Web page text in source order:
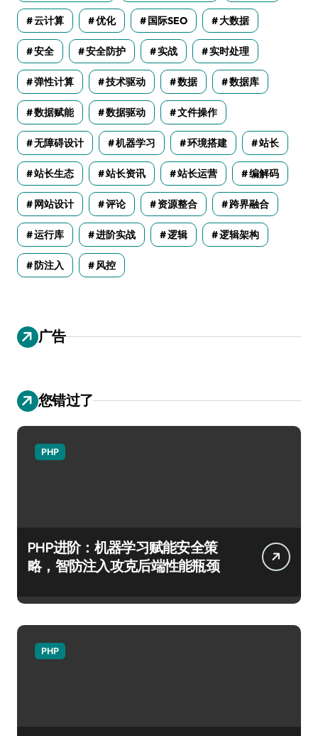
云计算 优化 国际SEO 大数据
安全 安全防护 实战 实时处理
弹性计算 技术驱动 数据 数据库
数据赋能 数据驱动 文件操作
无障碍设计 机器学习 环境搭建 站长
站长生态 站长资讯 站长运营 编解码
网站设计 评论 资源整合 跨界融合
运行库 进阶实战 逻辑 逻辑架构
防注入 风控
广告
您错过了
PHP
PHP进阶：机器学习赋能安全策
略，智防注入攻克后端性能瓶颈
PHP